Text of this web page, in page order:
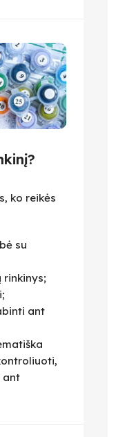
ko reikės
su
ant
ant